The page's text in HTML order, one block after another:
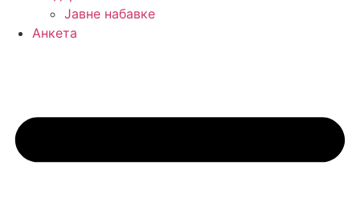
Јавне набавке
Анкета